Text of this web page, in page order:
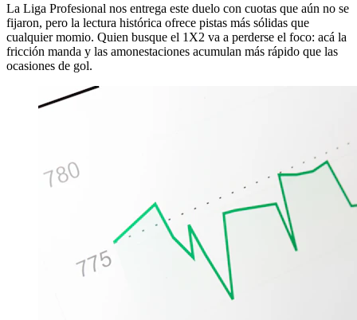
La Liga Profesional nos entrega este duelo con cuotas que aún no se
fijaron, pero la lectura histórica ofrece pistas más sólidas que
cualquier momio. Quien busque el 1X2 va a perderse el foco: acá la
fricción manda y las amonestaciones acumulan más rápido que las
ocasiones de gol.